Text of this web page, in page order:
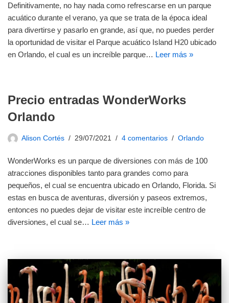
Definitivamente, no hay nada como refrescarse en un parque
acuático durante el verano, ya que se trata de la época ideal
para divertirse y pasarlo en grande, así que, no puedes perder
la oportunidad de visitar el Parque acuático Island H20 ubicado
en Orlando, el cual es un increíble parque… Leer más »
Precio entradas WonderWorks
Orlando
Alison Cortés 29/07/2021 4 comentarios Orlando
WonderWorks es un parque de diversiones con más de 100
atracciones disponibles tanto para grandes como para
pequeños, el cual se encuentra ubicado en Orlando, Florida. Si
estas en busca de aventuras, diversión y paseos extremos,
entonces no puedes dejar de visitar este increíble centro de
diversiones, el cual se… Leer más »